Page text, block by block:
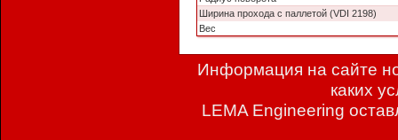
Ширина прохода с паллетой (VDI 2198)
Вес
Информация на сайте
каких
LEMA Engineering